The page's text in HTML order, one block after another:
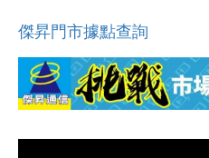
傑昇門市據點查詢